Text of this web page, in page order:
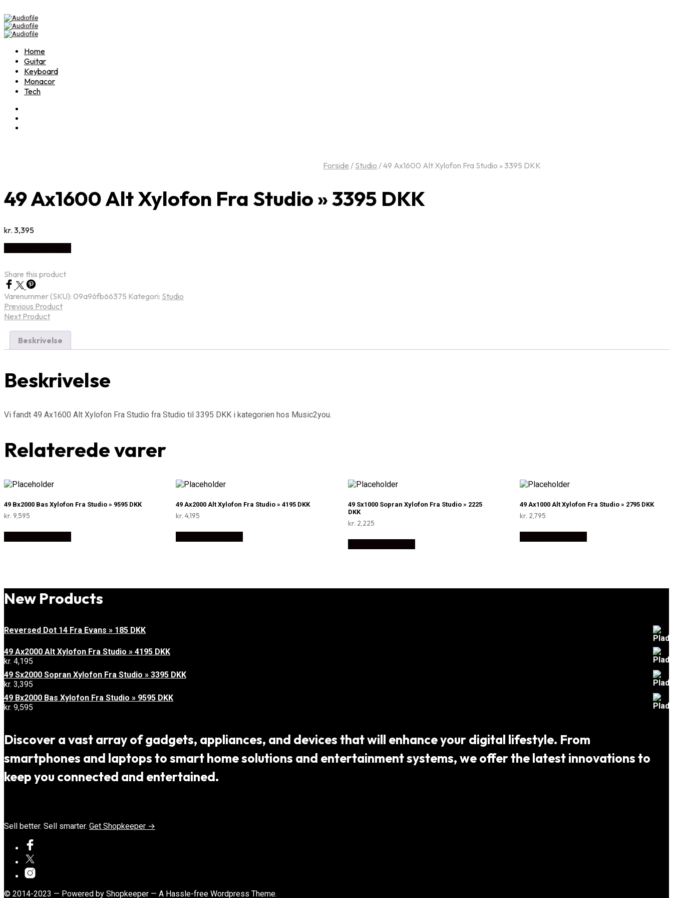
Home
Guitar
Keyboard
Monacor
Tech
Forside / Studio /49 Ax1600 Alt Xylofon Fra Studio » 3395 DKK
49 Ax1600 Alt Xylofon Fra Studio » 3395 DKK
kr. 3,395
Share this product
Varenummer (SKU): 09a96fb66375 Kategori: Studio
Previous Product
Next Product
Beskrivelse
Beskrivelse
Vi fandt 49 Ax1600 Alt Xylofon Fra Studio fra Studio til 3395 DKK i kategorien hos Music2you.
Relaterede varer
49 Bx2000 Bas Xylofon Fra Studio » 9595 DKK
kr. 9,595
49 Ax2000 Alt Xylofon Fra Studio » 4195 DKK
kr. 4,195
49 Sx1000 Sopran Xylofon Fra Studio » 2225
DKK
kr. 2,225
49 Ax1000 Alt Xylofon Fra Studio » 2795 DKK
kr. 2,795
New Products
Reversed Dot 14 Fra Evans » 185 DKK
49 Ax2000 Alt Xylofon Fra Studio » 4195 DKK
kr. 4,195
49 Sx2000 Sopran Xylofon Fra Studio » 3395 DKK
kr. 3,395
49 Bx2000 Bas Xylofon Fra Studio » 9595 DKK
kr. 9,595
Discover a vast array of gadgets, appliances, and devices that will enhance your digital lifestyle. From
smartphones and laptops to smart home solutions and entertainment systems, we offer the latest innovations to
keep you connected and entertained.
Sell better. Sell smarter. Get Shopkeeper →
© 2014-2023 — Powered by Shopkeeper — A Hassle-free Wordpress Theme.